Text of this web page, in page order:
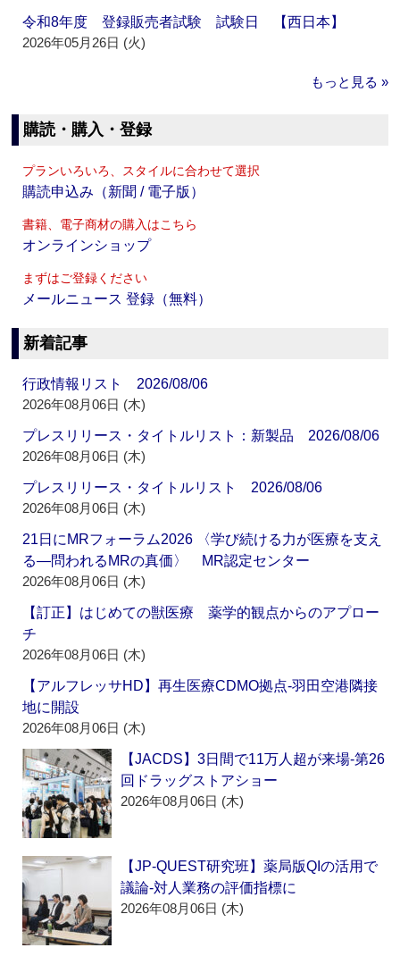
令和8年度 登録販売者試験 試験日 【西日本】
2026年05月26日 (火)
もっと見る »
購読・購入・登録
プランいろいろ、スタイルに合わせて選択
購読申込み（新聞 / 電子版）
書籍、電子商材の購入はこちら
オンラインショップ
まずはご登録ください
メールニュース 登録（無料）
新着記事
行政情報リスト 2026/08/06
2026年08月06日 (木)
プレスリリース・タイトルリスト：新製品 2026/08/06
2026年08月06日 (木)
プレスリリース・タイトルリスト 2026/08/06
2026年08月06日 (木)
21日にMRフォーラム2026 〈学び続ける力が医療を支え
る―問われるMRの真価〉 MR認定センター
2026年08月06日 (木)
【訂正】はじめての獣医療 薬学的観点からのアプロー
チ
2026年08月06日 (木)
【アルフレッサHD】再生医療CDMO拠点‐羽田空港隣接
地に開設
2026年08月06日 (木)
【JACDS】3日間で11万人超が来場‐第26
回ドラッグストアショー
2026年08月06日 (木)
【JP-QUEST研究班】薬局版QIの活用で
議論‐対人業務の評価指標に
2026年08月06日 (木)